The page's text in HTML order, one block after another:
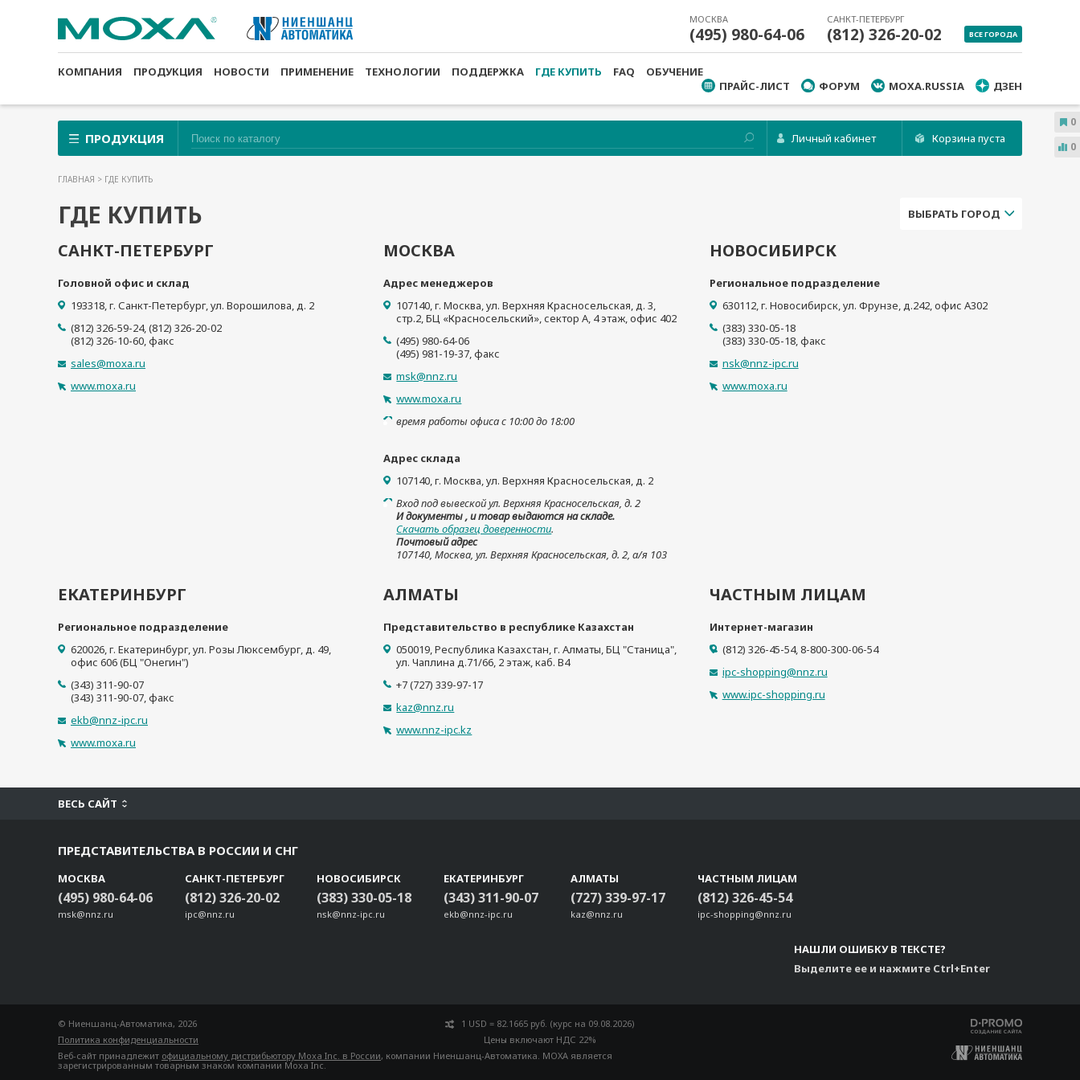
МОСКВА
(495) 980-64-06
САНКТ-ПЕТЕРБУРГ
(812) 326-20-02 ВСЕ ГОРОДА
КОМПАНИЯ ПРОДУКЦИЯ НОВОСТИ ПРИМЕНЕНИЕ ТЕХНОЛОГИИ ПОДДЕРЖКА ГДЕ КУПИТЬ FAQ
ОБУЧЕНИЕ
ПРАЙС-ЛИСТ
ФОРУМ MOXA.RUSSIA ДЗЕН
ПРОДУКЦИЯ Личный кабинет Корзина пуста
ГЛАВНАЯ > ГДЕ КУПИТЬ
ГДЕ КУПИТЬ ВЫБРАТЬ ГОРОД
САНКТ-ПЕТЕРБУРГ
Головной офис и склад
193318,г. Санкт-Петербург,ул. Ворошилова, д. 2
(812) 326-59-24, (812) 326-20-02
(812) 326-10-60, факс
sales@moxa.ru
www.moxa.ru
МОСКВА
Адрес менеджеров
107140,г. Москва,ул. Верхняя Красносельская, д. 3,
стр.2, БЦ «Красносельский», сектор А, 4 этаж, офис 402
(495) 980-64-06
(495) 981-19-37, факс
msk@nnz.ru
www.moxa.ru
время работы офиса с 10:00 до 18:00
Адрес склада
107140, г. Москва, ул. Верхняя Красносельская, д. 2
Вход под вывеской ул. Верхняя Красносельская, д. 2
И документы , и товар выдаются на складе.
Скачать образец доверенности.
Почтовый адрес
107140, Москва, ул. Верхняя Красносельская, д. 2, а/я 103
НОВОСИБИРСК
Региональное подразделение
630112,г. Новосибирск,ул. Фрунзе, д.242, офис А302
(383) 330-05-18
(383) 330-05-18, факс
nsk@nnz-ipc.ru
www.moxa.ru
ЕКАТЕРИНБУРГ
Региональное подразделение
620026,г. Екатеринбург,ул. Розы Люксембург, д. 49,
офис 606 (БЦ "Онегин")
(343) 311-90-07
(343) 311-90-07, факс
ekb@nnz-ipc.ru
www.moxa.ru
АЛМАТЫ
Представительство в республике Казахстан
050019, Республика Казахстан, г. Алматы, БЦ "Станица",
ул. Чаплина д.71/66, 2 этаж, каб. B4
+7 (727) 339-97-17
kaz@nnz.ru
www.nnz-ipc.kz
ЧАСТНЫМ ЛИЦАМ
Интернет-магазин
(812) 326-45-54, 8-800-300-06-54
ipc-shopping@nnz.ru
www.ipc-shopping.ru
ВЕСЬ САЙТ
ПРЕДСТАВИТЕЛЬСТВА В РОССИИ И СНГ
МОСКВА
(495) 980-64-06
msk@nnz.ru
САНКТ-ПЕТЕРБУРГ
(812) 326-20-02
ipc@nnz.ru
НОВОСИБИРСК
(383) 330-05-18
nsk@nnz-ipc.ru
ЕКАТЕРИНБУРГ
(343) 311-90-07
ekb@nnz-ipc.ru
АЛМАТЫ
(727) 339-97-17
kaz@nnz.ru
ЧАСТНЫМ ЛИЦАМ
(812) 326-45-54
ipc-shopping@nnz.ru
НАШЛИ ОШИБКУ В ТЕКСТЕ?
Выделите ее и нажмите Ctrl+Enter
© Ниеншанц-Автоматика, 2026
Политика конфиденциальности
1 USD = 82.1665 руб. (курс на 09.08.2026)
Цены включают НДС 22%
Веб-сайт принадлежит официальному дистрибьютору Moxa Inc. в России, компании Ниеншанц-Автоматика. MOXA является
зарегистрированным товарным знаком компании Moxa Inc.
0
0